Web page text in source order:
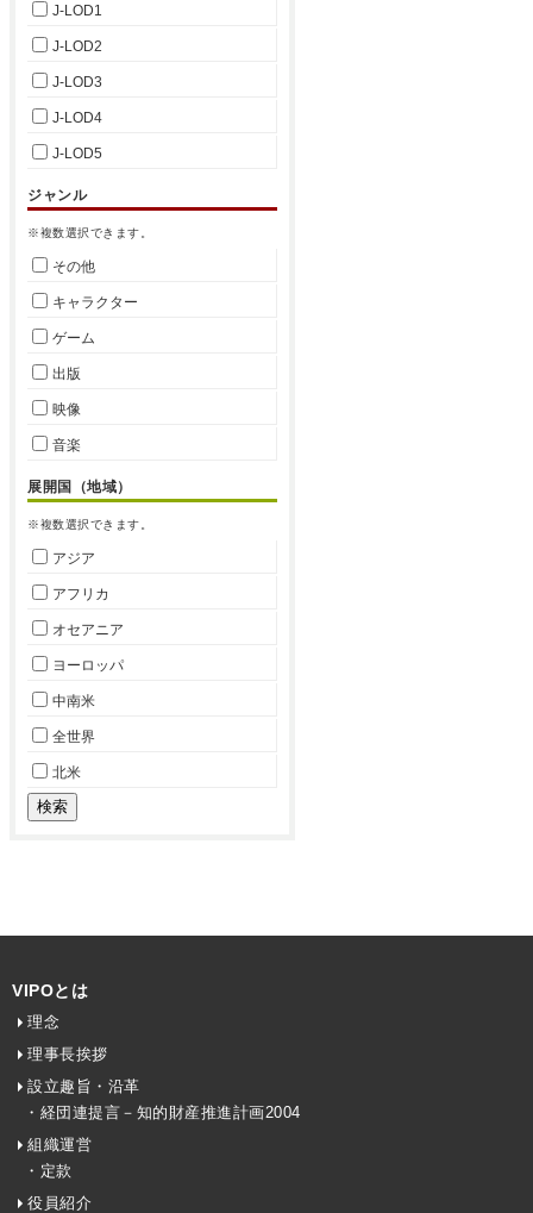
J-LOD1
J-LOD2
J-LOD3
J-LOD4
J-LOD5
ジャンル
※複数選択できます。
その他
キャラクター
ゲーム
出版
映像
音楽
展開国（地域）
※複数選択できます。
アジア
アフリカ
オセアニア
ヨーロッパ
中南米
全世界
北米
VIPOとは
理念
理事長挨拶
設立趣旨・沿革
・経団連提言－知的財産推進計画2004
組織運営
・定款
役員紹介